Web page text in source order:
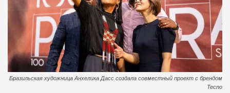
Бразильская художница Анхелика Дасс создала совместный проект с брендом
Tecno